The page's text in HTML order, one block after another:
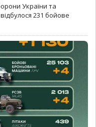
України та
231 бойове